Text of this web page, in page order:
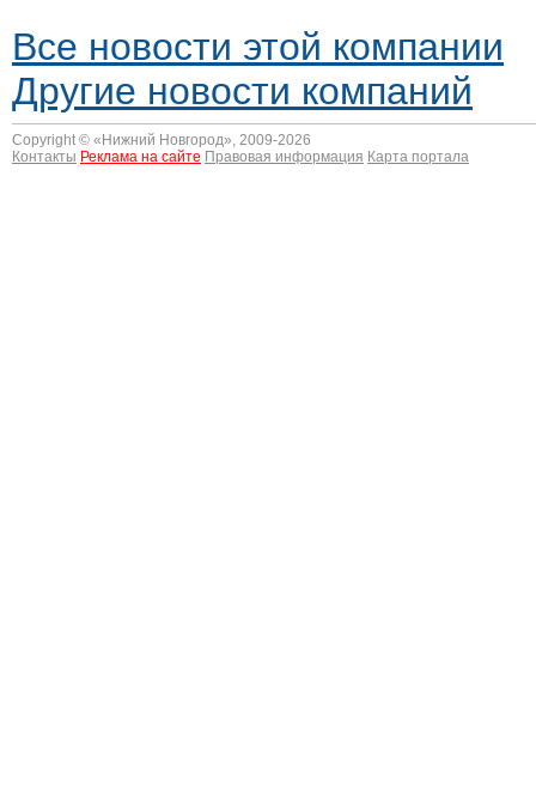
Все новости этой компании
Другие новости компаний
Copyright © « Нижний Новгород», 2009-2026
Контакты Реклама на сайте Правовая информация Карта портала